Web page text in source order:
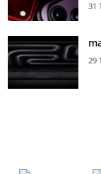
31
29